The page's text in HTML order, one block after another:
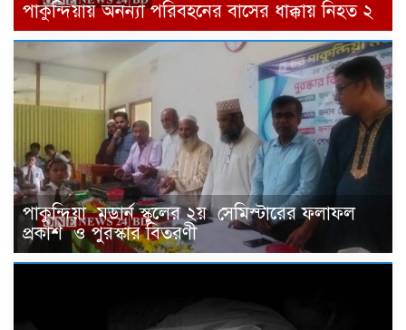
পাকুন্দিয়ায় অনন্যা পরিবহনের বাসের ধাক্কায় নিহত ২
পাকুন্দিয়া মডার্ন স্কুলের ২য় সেমিস্টারের ফলাফল
প্রকাশ ও পুরস্কার বিতরণী